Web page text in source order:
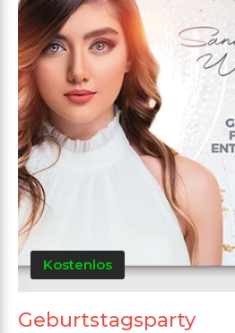
Kostenlos
Geburtstagsparty